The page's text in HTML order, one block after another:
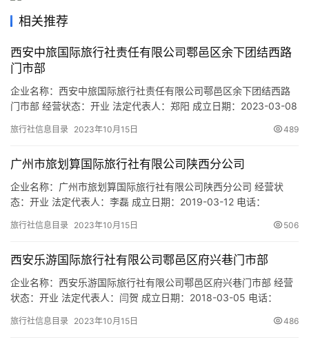
旅
游
城
相关推荐
西安中旅国际旅行社责任有限公司鄠邑区余下团结西路
门市部
企业名称：西安中旅国际旅行社责任有限公司鄠邑区余下团结西路
门市部 经营状态：开业 法定代表人：郑阳 成立日期：2023-03-08
册地址：陕西省西安市鄠邑区余下村文化宫对面中心南街115号 网
（除依法须经批准的项目外，…
旅行社信息目录 2023年10月15日 489
广州市旅划算国际旅行社有限公司陕西分公司
企业名称：广州市旅划算国际旅行社有限公司陕西分公司 经营状
态：开业 法定代表人：李磊 成立日期：2019-03-12 电话：
91610131MA6WHF6E3C 注册地址：陕西省西安市莲湖区北关正街
通、住宿、…
旅行社信息目录 2023年10月15日 506
西安乐游国际旅行社有限公司鄠邑区府兴巷门市部
企业名称：西安乐游国际旅行社有限公司鄠邑区府兴巷门市部 经营
状态：开业 法定代表人：闫贺 成立日期：2018-03-05 电话：
91610125MA6UQYU35Q 注册地址：西安市鄠邑区府兴巷8号 网
旅行社信息目录 2023年10月15日 486